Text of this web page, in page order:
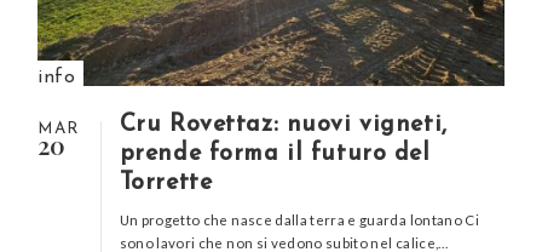
info
MAR
20
Cru Rovettaz: nuovi vigneti,
prende forma il futuro del
Torrette
Un progetto che nasce dalla terra e guarda lontano Ci
sono lavori che non si vedono subito nel calice,…